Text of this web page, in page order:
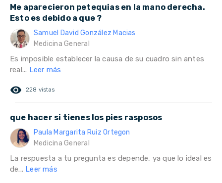
Me aparecieron petequias en la mano derecha.
Esto es debido a que ?
Samuel David González Macias
Medicina General
Es imposible establecer la causa de su cuadro sin antes
real... Leer más
remove_red_eye 228 vistas
que hacer si tienes los pies rasposos
Paula Margarita Ruiz Ortegon
Medicina General
La respuesta a tu pregunta es depende, ya que lo ideal es
de... Leer más